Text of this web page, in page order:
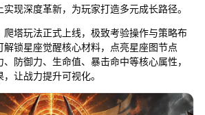
现深度革新，为玩家打造多元成长路径。
爬塔玩法正式上线，极致考验操作与策略布
解锁星座觉醒核心材料，点亮星座图节点
防御力、生命值、暴击命中等核心属性，
让战力提升可视化。